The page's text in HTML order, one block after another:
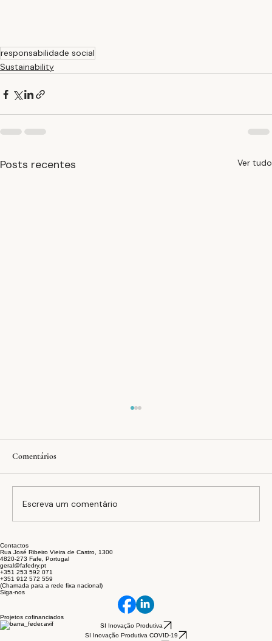
responsabilidade social
Sustainability
Posts recentes Ver tudo
Meio-branco do algodão sem utilizar químicos
e temperaturas elevadas? Aqui está a prova!
Comentários
Escreva um comentário
Contactos
Rua José Ribeiro Vieira de Castro, 1300
4820-273 Fafe, Portugal
geral@fafedry.pt
+351 253 592 071
+351 912 572 559
(Chamada para a rede fixa nacional)
Siga-nos
Projetos cofinanciados
SI Inovação Produtiva
SI Inovação Produtiva COVID-19